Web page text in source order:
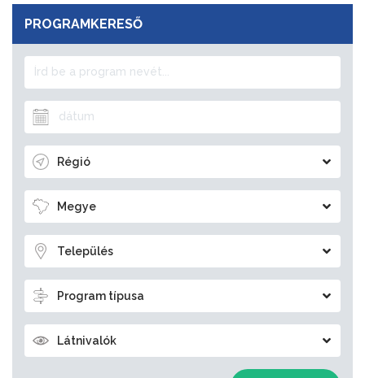
PROGRAMKERESŐ
Régió
Megye
Település
Program típusa
Látnivalók